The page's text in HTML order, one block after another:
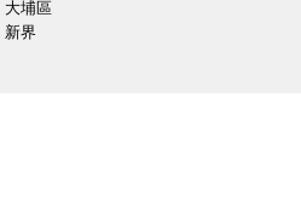
大埔區
新界